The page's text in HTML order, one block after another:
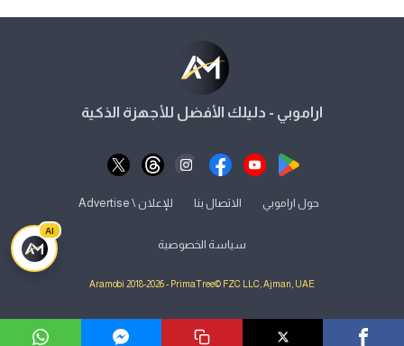
اراموبي - دليلك الأفضل للأجهزة الذكية
حول اراموبي الاتصال بنا للإعلان \ Advertise
سياسة الخصوصية
Aramobi 2018-2026 - PrimaTree© FZC LLC, Ajman, UAE
AI